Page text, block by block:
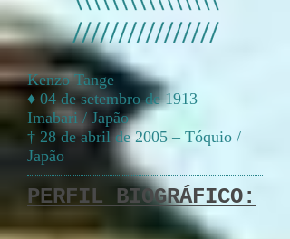
Kenzo Tange
♦ 04 de setembro de 1913 –
Imabari / Japão
† 28 de abril de 2005 – Tóquio /
Japão
PERFIL BIOGRÁFICO: